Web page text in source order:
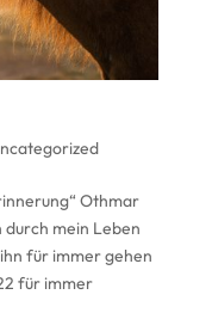
Othmar
mein Leben
für immer gehen
für immer